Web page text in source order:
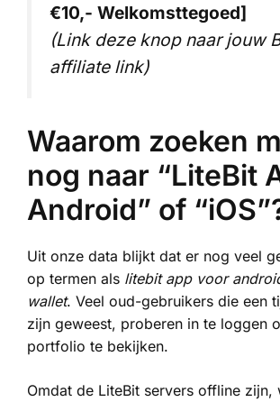
€10,- Welkomsttegoed]
(Link deze knop naar jouw
affiliate link)
Waarom zoeken
nog naar “LiteBit
Android” of
Uit onze data blijkt dat er nog veel
op termen als litebit app voor
wallet. Veel oud-gebruikers die een
zijn geweest, proberen in te loggen
portfolio te bekijken.
Omdat de LiteBit servers offline zijn,